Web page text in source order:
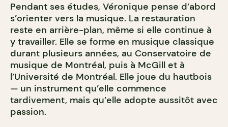
Pendant ses études, Véronique pense d’abord
s’orienter vers la musique. La restauration
reste en arrière-plan, même si elle continue à
y travailler. Elle se forme en musique classique
durant plusieurs années, au Conservatoire de
musique de Montréal, puis à McGill et à
l’Université de Montréal. Elle joue du hautbois
— un instrument qu’elle commence
tardivement, mais qu’elle adopte aussitôt avec
passion.